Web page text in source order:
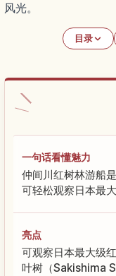
风光。
目录
一句话看懂魅力
仲间川红树林游船
可轻松观察日本最
亮点
可观察日本最大级
叶树（Sakishima